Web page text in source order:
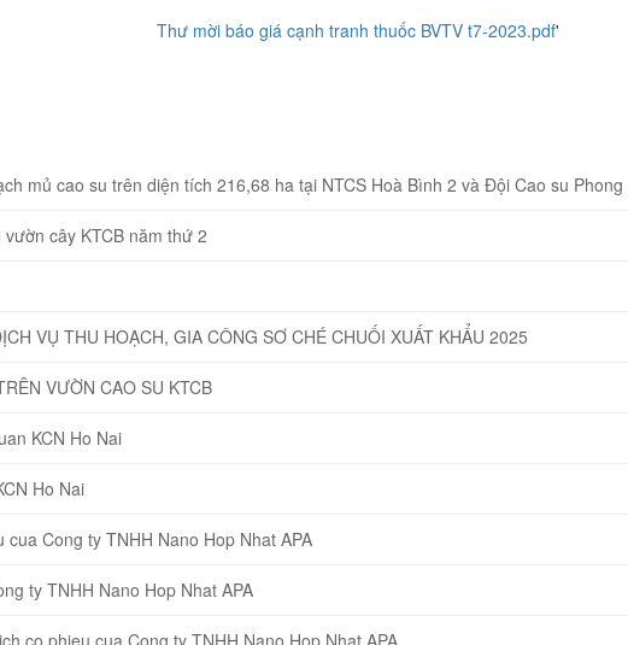
Thư mời báo giá cạnh tranh thuốc BVTV t7-2023.pdf'
mủ cao su trên diện tích 216,68 ha tại NTCS Hoà Bình 2 và Đội Cao su Phong
cây KTCB năm thứ 2
VỤ THU HOẠCH, GIA CÔNG SƠ CHÉ CHUỐI XUẤT KHẨU 2025
VƯỜN CAO SU KTCB
KCN Ho Nai
Ho Nai
Cong ty TNHH Nano Hop Nhat APA
ty TNHH Nano Hop Nhat APA